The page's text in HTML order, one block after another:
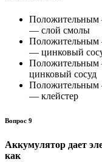
Положительным
— слой смолы
Положительным
— цинковый
цинко­вый сосуд
Положительным
— клейстер
Вопрос 9
Аккумулятор дает
как